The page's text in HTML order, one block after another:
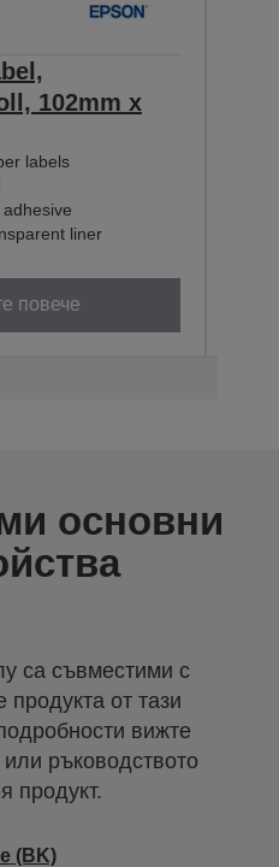
102mm x
labels
liner
повече
основни
са съвместими с
от тази
вижте
ръководството
продукт.
(BK)